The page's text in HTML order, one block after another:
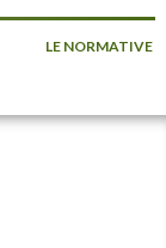
LE NORMATIVE